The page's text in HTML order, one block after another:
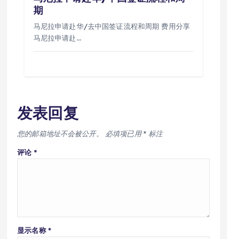
期
马尼拉申请赴华/去中国签证流程和周期 费用分享
马尼拉申请赴…
发表回复
您的邮箱地址不会被公开。 必填项已用* 标注
评论 *
显示名称 *